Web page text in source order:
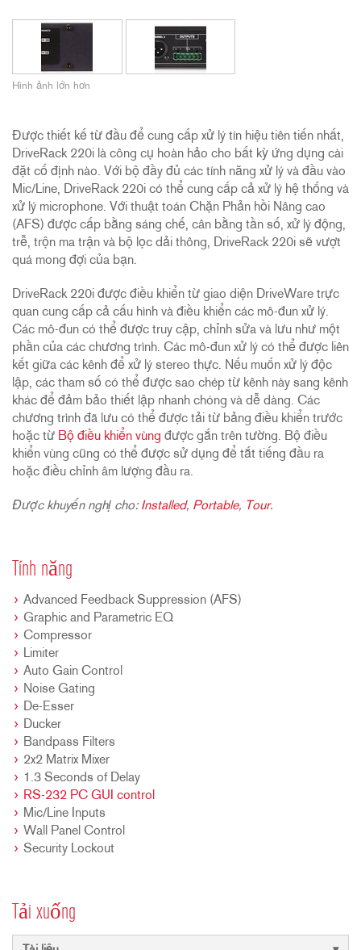
Hình ảnh lớn hơn
Được thiết kế từ đầu để cung cấp xử lý tín hiệu tiên tiến nhất,
DriveRack 220i là công cụ hoàn hảo cho bất kỳ ứng dụng cài
đặt cố định nào. Với bộ đầy đủ các tính năng xử lý và đầu vào
Mic/Line, DriveRack 220i có thể cung cấp cả xử lý hệ thống và
xử lý microphone. Với thuật toán Chặn Phản hồi Nâng cao
(AFS) được cấp bằng sáng chế, cân bằng tần số, xử lý động,
trễ, trộn ma trận và bộ lọc dải thông, DriveRack 220i sẽ vượt
quá mong đợi của bạn.
DriveRack 220i được điều khiển từ giao diện DriveWare trực
quan cung cấp cả cấu hình và điều khiển các mô-đun xử lý.
Các mô-đun có thể được truy cập, chỉnh sửa và lưu như một
phần của các chương trình. Các mô-đun xử lý có thể được liên
kết giữa các kênh để xử lý stereo thực. Nếu muốn xử lý độc
lập, các tham số có thể được sao chép từ kênh này sang kênh
khác để đảm bảo thiết lập nhanh chóng và dễ dàng. Các
chương trình đã lưu có thể được tải từ bảng điều khiển trước
hoặc từ Bộ điều khiển vùng được gắn trên tường. Bộ điều
khiển vùng cũng có thể được sử dụng để tắt tiếng đầu ra
hoặc điều chỉnh âm lượng đầu ra.
Được khuyến nghị cho: Installed, Portable, Tour.
Tính năng
Advanced Feedback Suppression (AFS)
Graphic and Parametric EQ
Compressor
Limiter
Auto Gain Control
Noise Gating
De-Esser
Ducker
Bandpass Filters
2x2 Matrix Mixer
1.3 Seconds of Delay
RS-232 PC GUI control
Mic/Line Inputs
Wall Panel Control
Security Lockout
Tải xuống